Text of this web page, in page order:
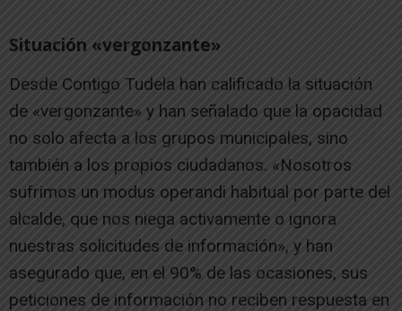
Situación «vergonzante»
Desde Contigo Tudela han calificado la situación
de «vergonzante» y han señalado que la opacidad
no solo afecta a los grupos municipales, sino
también a los propios ciudadanos. «Nosotros
sufrimos un modus operandi habitual por parte del
alcalde, que nos niega activamente o ignora
nuestras solicitudes de información», y han
asegurado que, en el 90% de las ocasiones, sus
peticiones de información no reciben respuesta en